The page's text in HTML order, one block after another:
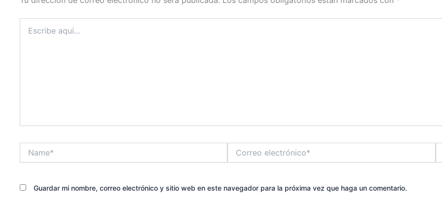
aquí...
electrónico*
Guardar mi nombre, correo electrónico y sitio web en este navegador para la próxima vez que haga un comentario.